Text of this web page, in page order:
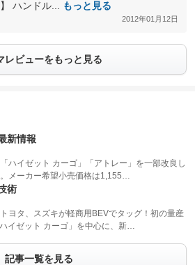
ハンドル...
もっと見る
2012年01月12日
レビューをもっと見る
新情報
ハイゼット カーゴ」「アトレー」を一部改良し
メーカー希望小売価格は1,155…
術
ヨタ、スズキが軽商用BEVでタッグ！初の量産
イゼット カーゴ」を中心に、新…
記事一覧を見る